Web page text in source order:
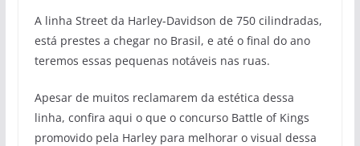
A linha Street da Harley-Davidson de 750 cilindradas,
está prestes a chegar no Brasil, e até o final do ano
teremos essas pequenas notáveis nas ruas.
Apesar de muitos reclamarem da estética dessa
linha, confira aqui o que o concurso Battle of Kings
promovido pela Harley para melhorar o visual dessa